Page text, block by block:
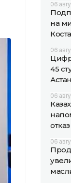
06
на
06
45
06
06